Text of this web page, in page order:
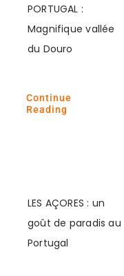
PORTUGAL :
Magnifique vallée
du Douro
Continue
Reading
LES AÇORES : un
goût de paradis au
Portugal